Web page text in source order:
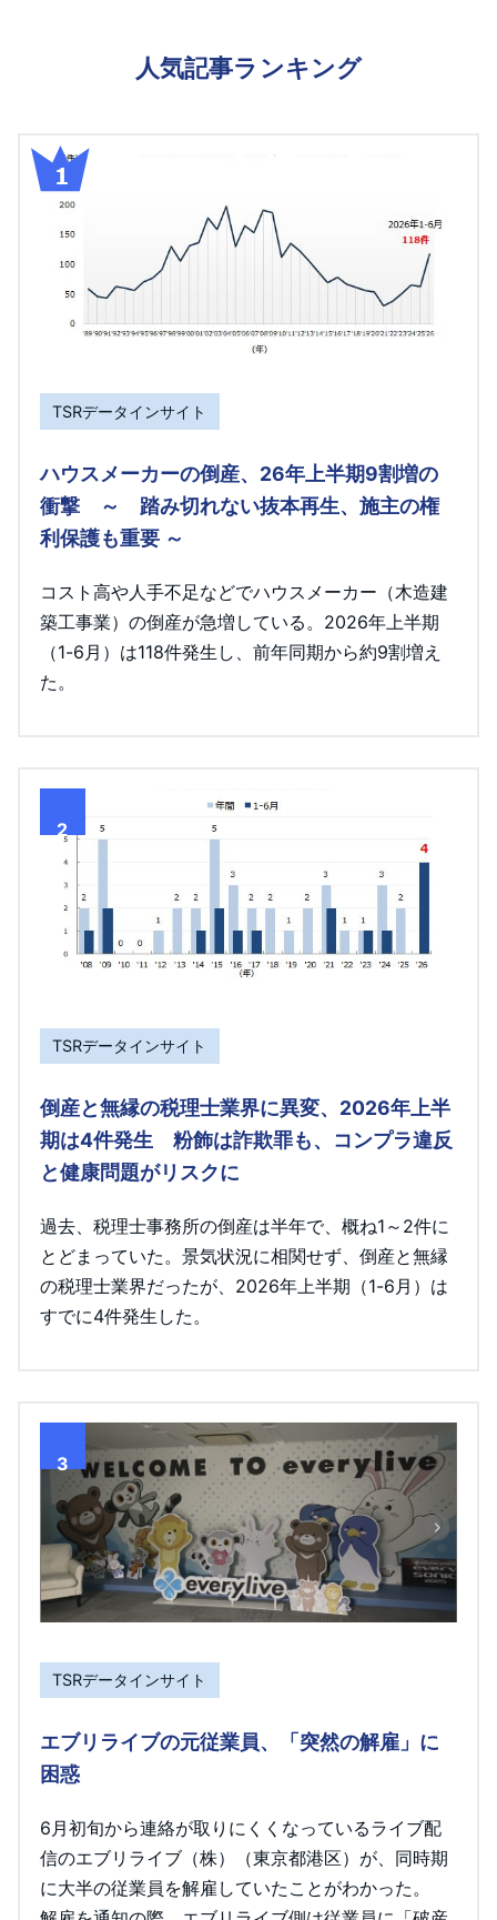
人気記事ランキング
TSRデータインサイト
ハウスメーカーの倒産、26年上半期9割増の
衝撃 ～ 踏み切れない抜本再生、施主の権
利保護も重要 ～
コスト高や人手不足などでハウスメーカー（木造建
築工事業）の倒産が急増している。2026年上半期
（1-6月）は118件発生し、前年同期から約9割増え
た。
2
TSRデータインサイト
倒産と無縁の税理士業界に異変、2026年上半
期は4件発生 粉飾は詐欺罪も、コンプラ違反
と健康問題がリスクに
過去、税理士事務所の倒産は半年で、概ね1～2件に
とどまっていた。景気状況に相関せず、倒産と無縁
の税理士業界だったが、2026年上半期（1-6月）は
すでに4件発生した。
3
TSRデータインサイト
エブリライブの元従業員、「突然の解雇」に
困惑
6月初旬から連絡が取りにくくなっているライブ配
信のエブリライブ（株）（東京都港区）が、同時期
に大半の従業員を解雇していたことがわかった。